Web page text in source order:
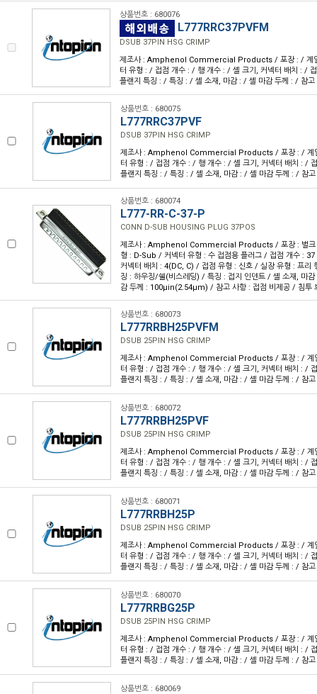
상품번호 : 680076
L777RRC37PVFM
DSUB 37PIN HSG CRIMP
제조사 : Amphenol Commercial Products / 포장 : / 계
터 유형 : / 접점 개수 : / 행 개수 : / 셸 크기, 커넥터 배치 : /
플랜지 특징 : / 특징 : / 셸 소재, 마감 : / 셸 마감 두께 : / 참
상품번호 : 680075
L777RRC37PVF
DSUB 37PIN HSG CRIMP
제조사 : Amphenol Commercial Products / 포장 : / 계
터 유형 : / 접점 개수 : / 행 개수 : / 셸 크기, 커넥터 배치 : /
플랜지 특징 : / 특징 : / 셸 소재, 마감 : / 셸 마감 두께 : / 참
상품번호 : 680074
L777-RR-C-37-P
CONN D-SUB HOUSING PLUG 37POS
제조사 : Amphenol Commercial Products / 포장 : 벌크
형 : D-Sub / 커넥터 유형 : 수 접점용 플러그 / 접점 개수 :
커넥터 배치 : 4(DC, C) / 접점 유형 : 신호 / 실장 유형 : 프리
징 : 하우징/쉘(비스레딩) / 특징 : 접지 인덴트 / 셸 소재, 마
감 두께 : 100µin(2.54µm) / 참고 사항 : 접점 비제공 / 침투
상품번호 : 680073
L777RRBH25PVFM
DSUB 25PIN HSG CRIMP
제조사 : Amphenol Commercial Products / 포장 : / 계
터 유형 : / 접점 개수 : / 행 개수 : / 셸 크기, 커넥터 배치 : /
플랜지 특징 : / 특징 : / 셸 소재, 마감 : / 셸 마감 두께 : / 참
상품번호 : 680072
L777RRBH25PVF
DSUB 25PIN HSG CRIMP
제조사 : Amphenol Commercial Products / 포장 : / 계
터 유형 : / 접점 개수 : / 행 개수 : / 셸 크기, 커넥터 배치 : /
플랜지 특징 : / 특징 : / 셸 소재, 마감 : / 셸 마감 두께 : / 참
상품번호 : 680071
L777RRBH25P
DSUB 25PIN HSG CRIMP
제조사 : Amphenol Commercial Products / 포장 : / 계
터 유형 : / 접점 개수 : / 행 개수 : / 셸 크기, 커넥터 배치 : /
플랜지 특징 : / 특징 : / 셸 소재, 마감 : / 셸 마감 두께 : / 참
상품번호 : 680070
L777RRBG25P
DSUB 25PIN HSG CRIMP
제조사 : Amphenol Commercial Products / 포장 : / 계
터 유형 : / 접점 개수 : / 행 개수 : / 셸 크기, 커넥터 배치 : /
플랜지 특징 : / 특징 : / 셸 소재, 마감 : / 셸 마감 두께 : / 참
상품번호 : 680069